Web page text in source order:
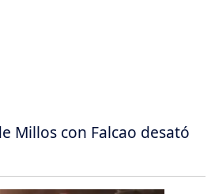
Millos con Falcao desató